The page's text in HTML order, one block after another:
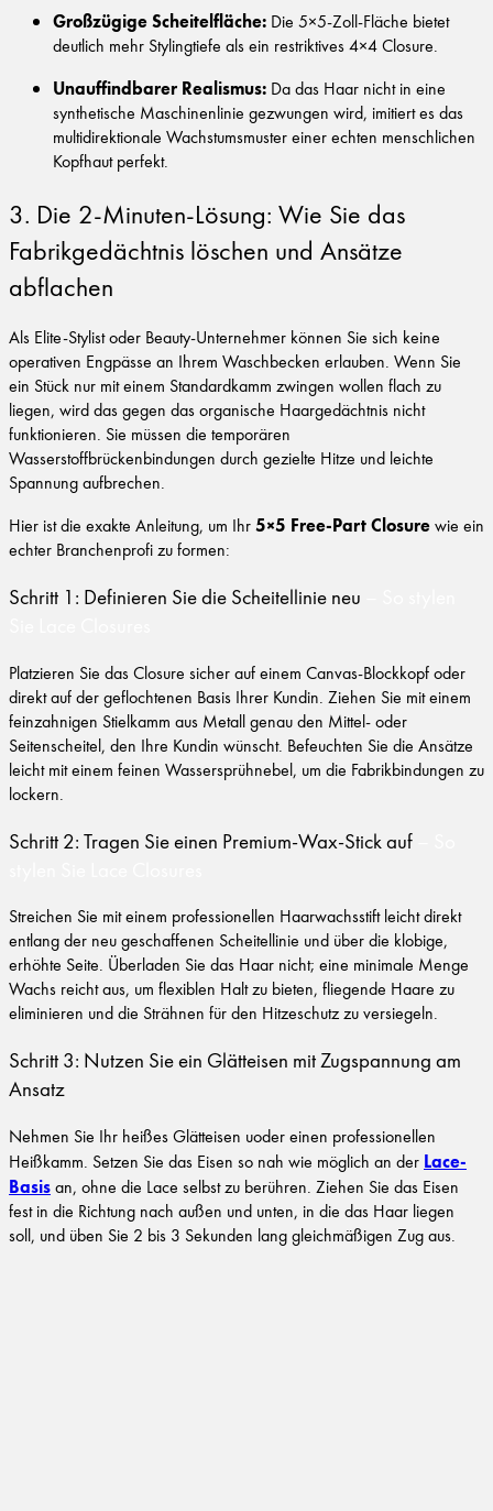
Großzügige Scheitelfläche: Die 5×5-Zoll-Fläche bietet
deutlich mehr Stylingtiefe als ein restriktives 4×4 Closure.
Unauffindbarer Realismus: Da das Haar nicht in eine
synthetische Maschinenlinie gezwungen wird, imitiert es das
multidirektionale Wachstumsmuster einer echten menschlichen
Kopfhaut perfekt.
3. Die 2-Minuten-Lösung: Wie Sie das
Fabrikgedächtnis löschen und Ansätze
abflachen
Als Elite-Stylist oder Beauty-Unternehmer können Sie sich keine
operativen Engpässe an Ihrem Waschbecken erlauben. Wenn Sie
ein Stück nur mit einem Standardkamm zwingen wollen flach zu
liegen, wird das gegen das organische Haargedächtnis nicht
funktionieren. Sie müssen die temporären
Wasserstoffbrückenbindungen durch gezielte Hitze und leichte
Spannung aufbrechen.
Hier ist die exakte Anleitung, um Ihr5×5 Free-Part Closurewie ein
echter Branchenprofi zu formen:
Schritt 1: Definieren Sie die Scheitellinie neu
Platzieren Sie das Closure sicher auf einem Canvas-Blockkopf oder
direkt auf der geflochtenen Basis Ihrer Kundin. Ziehen Sie mit einem
feinzahnigen Stielkamm aus Metall genau den Mittel- oder
Seitenscheitel, den Ihre Kundin wünscht. Befeuchten Sie die Ansätze
leicht mit einem feinen Wassersprühnebel, um die Fabrikbindungen zu
lockern.
Schritt 2: Tragen Sie einen Premium-Wax-Stick auf
Streichen Sie mit einem professionellen Haarwachsstift leicht direkt
entlang der neu geschaffenen Scheitellinie und über die klobige,
erhöhte Seite. Überladen Sie das Haar nicht; eine minimale Menge
Wachs reicht aus, um flexiblen Halt zu bieten, fliegende Haare zu
eliminieren und die Strähnen für den Hitzeschutz zu versiegeln.
Schritt 3: Nutzen Sie ein Glätteisen mit Zugspannung am
Ansatz
Nehmen Sie Ihr heißes Glätteisen uoder einen professionellen
Heißkamm. Setzen Sie das Eisen so nah wie möglich an der Lace-
Basisan, ohne die Lace selbst zu berühren. Ziehen Sie das Eisen
fest in die Richtung nach außen und unten, in die das Haar liegen
soll, und üben Sie 2 bis 3 Sekunden lang gleichmäßigen Zug aus.